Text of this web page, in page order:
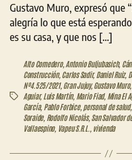
Gustavo Muro, expresó que
alegría lo que está
es su casa, y que nos […]
Etiquetas
Alto Comedero, Antonio Buljubasich,
Construcción, Carlos Sadir,Daniel Ruiz,
Nº4.525/2021, Gran Jujuy,Gustavo Muro,
Aguiar,Luis Martín, Mario Fiad, Mina El
García, Pablo Forbice, personal de salud,
Soraide, Rodolfo Nicolás, San Salvador
Vallaespino, Vapeu S.R.L. vivienda